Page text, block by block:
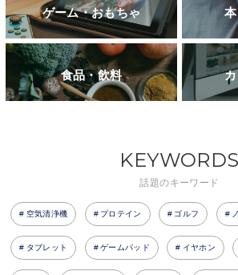
ゲーム・おもちゃ
食品・飲料
KEYWORDS
話題のキーワード
空気清浄機 プロテイン ゴルフ
タブレット ゲームパッド イヤホン